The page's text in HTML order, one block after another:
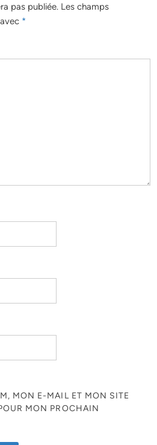
pas publiée. Les champs
*
MON E-MAIL ET MON SITE
MON PROCHAIN